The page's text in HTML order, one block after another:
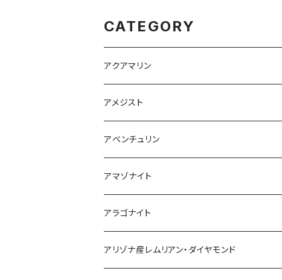
CATEGORY
アクアマリン
アメジスト
ブラジル産
ウルグアイ産
アベンチュリン
アマゾナイト
アラゴナイト
アリゾナ産レムリアン・ダイヤモンド